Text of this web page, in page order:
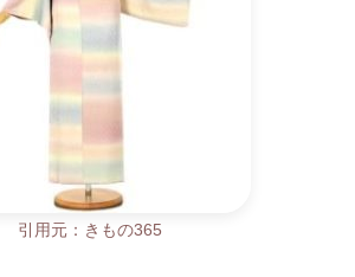
引用元：きもの365